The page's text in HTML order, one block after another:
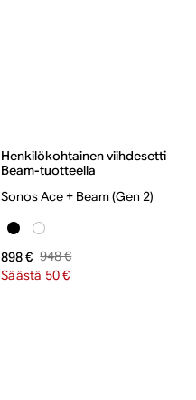
Henkilökohtainen viihdesetti
Beam-tuotteella
Sonos Ace + Beam (Gen 2)
898 € 948 €
Säästä 50 €